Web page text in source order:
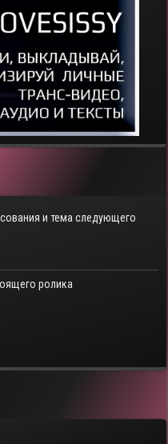
и тема следующего
ролика